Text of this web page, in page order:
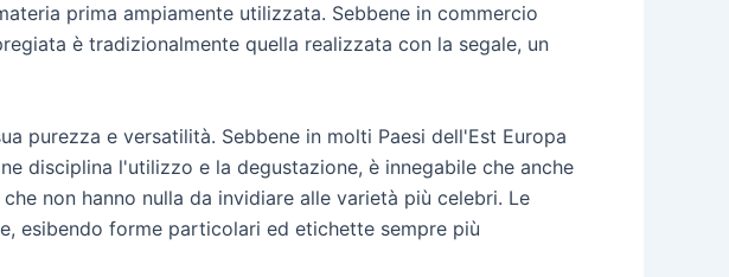
prima ampiamente utilizzata. Sebbene in commercio
è tradizionalmente quella realizzata con la segale, un
purezza e versatilità. Sebbene in molti Paesi dell'Est Europa
disciplina l'utilizzo e la degustazione, è innegabile che anche
non hanno nulla da invidiare alle varietà più celebri. Le
esibendo forme particolari ed etichette sempre più